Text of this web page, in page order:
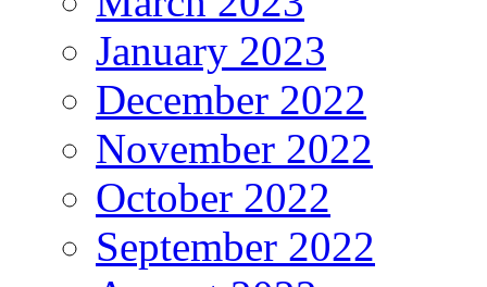
January 2023
December 2022
November 2022
October 2022
September 2022